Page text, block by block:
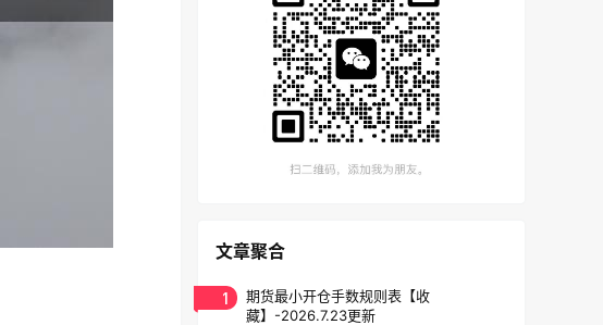
文章聚合
1
期货最小开仓手数规则表【收
藏】-2026.7.23更新